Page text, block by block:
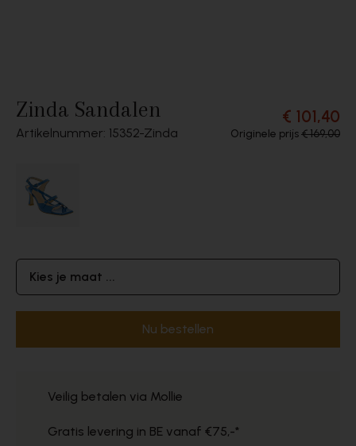
Zinda Sandalen
Artikelnummer: 15352 Zinda
€ 101,40
Originele prijs€ 169,00
Kies je maat ...
Nu bestellen
Veilig betalen via Mollie
Gratis levering in BE vanaf €75,-*